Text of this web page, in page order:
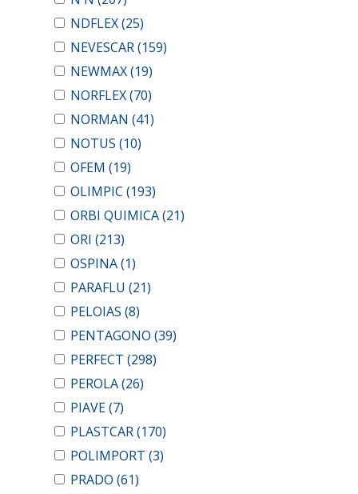
NDFLEX(25)
NEVESCAR(159)
NEWMAX(19)
NORFLEX(70)
NORMAN (41)
NOTUS (10)
OFEM (19)
OLIMPIC (193)
ORBI QUIMICA(21)
ORI (213)
OSPINA(1)
PARAFLU (21)
PELOIAS (8)
PENTAGONO (39)
PERFECT (298)
PEROLA(26)
PIAVE(7)
PLASTCAR(170)
POLIMPORT (3)
PRADO (61)